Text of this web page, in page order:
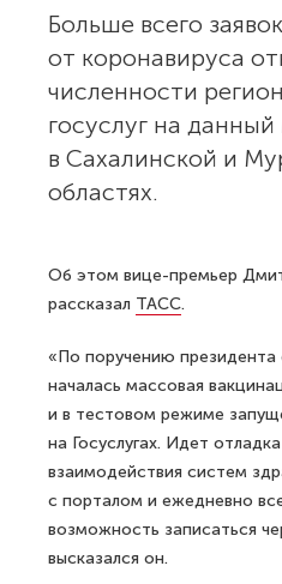
Больше всего
от коронавируса
численности
госуслуг на
в Сахалинской и
областях.
Об этом вице-премьер
рассказал ТАСС.
«По поручению президента
началась массовая
и в тестовом режиме
на Госуслугах. Идет
взаимодействия систем
с порталом и ежедневно
возможность записаться
высказался он.